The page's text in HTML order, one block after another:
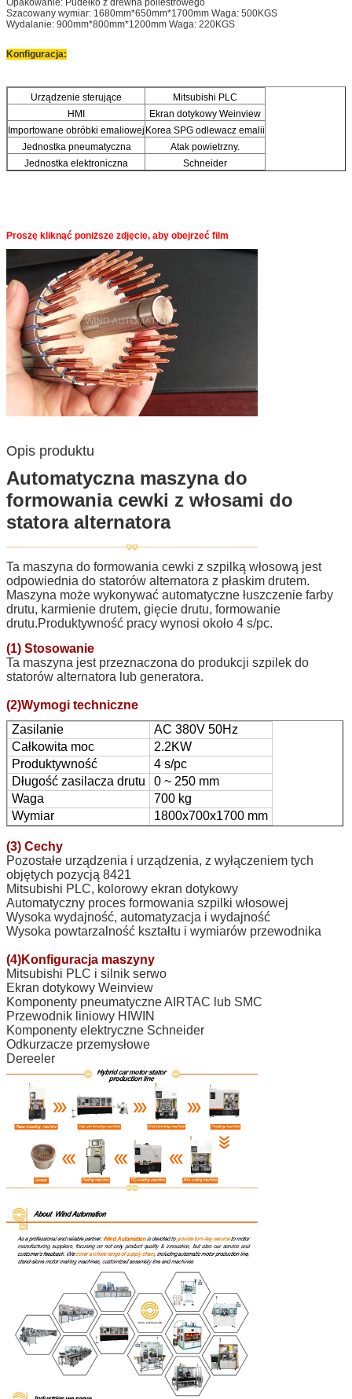
Opakowanie: Pudełko z drewna poliestrowego
Szacowany wymiar: 1680mm*650mm*1700mm Waga: 500KGS
Wydalanie: 900mm*800mm*1200mm Waga: 220KGS
Konfiguracja:
Urządzenie sterujące
Mitsubishi PLC
HMI
Ekran dotykowy Weinview
Importowane obróbki emaliowej Korea SPG odlewacz emalii
Jednostka pneumatyczna
Atak powietrzny.
Jednostka elektroniczna
Schneider
Proszę kliknąć poniższe zdjęcie, aby obejrzeć film
Opis produktu
Automatyczna maszyna do
formowania cewki z włosami do
statora alternatora
Ta maszyna do formowania cewki z szpilką włosową jest
odpowiednia do statorów alternatora z płaskim drutem.
Maszyna może wykonywać automatyczne łuszczenie farby
drutu, karmienie drutem, gięcie drutu, formowanie
drutu.Produktywność pracy wynosi około 4 s/pc.
(1) Stosowanie
Ta maszyna jest przeznaczona do produkcji szpilek do
statorów alternatora lub generatora.
(2)Wymogi techniczne
Zasilanie
AC 380V 50Hz
Całkowita moc
2.2KW
Produktywność
4 s/pc
Długość zasilacza drutu
0 ~ 250 mm
Waga
700 kg
Wymiar
1800x700x1700 mm
(3) Cechy
Pozostałe urządzenia i urządzenia, z wyłączeniem tych
objętych pozycją 8421
Mitsubishi PLC, kolorowy ekran dotykowy
Automatyczny proces formowania szpilki włosowej
Wysoka wydajność, automatyzacja i wydajność
Wysoka powtarzalność kształtu i wymiarów przewodnika
(4)Konfiguracja maszyny
Mitsubishi PLC i silnik serwo
Ekran dotykowy Weinview
Komponenty pneumatyczne AIRTAC lub SMC
Przewodnik liniowy HIWIN
Komponenty elektryczne Schneider
Odkurzacze przemysłowe
Dereeler